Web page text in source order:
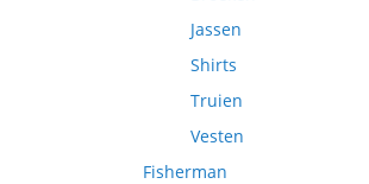
Jassen
Shirts
Truien
Vesten
Fisherman